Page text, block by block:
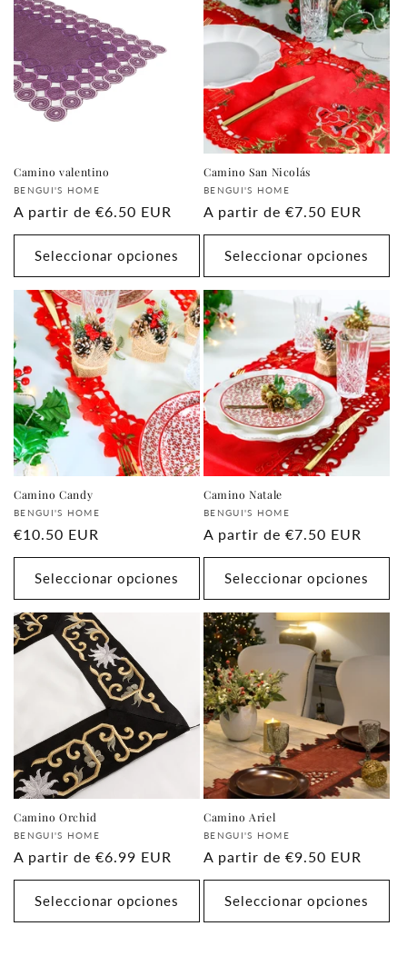
Camino valentino
Proveedor:
BENGUI'S HOME
Precio
habitual
A partir de €6.50 EUR
Seleccionar opciones
Camino San Nicolás
Proveedor:
BENGUI'S HOME
Precio
habitual
A partir de €7.50 EUR
Seleccionar opciones
Camino Candy
Proveedor:
BENGUI'S HOME
Precio
habitual
€10.50 EUR
Seleccionar opciones
Camino Natale
Proveedor:
BENGUI'S HOME
Precio
habitual
A partir de €7.50 EUR
Seleccionar opciones
Camino Orchid
Proveedor:
BENGUI'S HOME
Precio
habitual
A partir de €6.99 EUR
Seleccionar opciones
Camino Ariel
Proveedor:
BENGUI'S HOME
Precio
habitual
A partir de €9.50 EUR
Seleccionar opciones